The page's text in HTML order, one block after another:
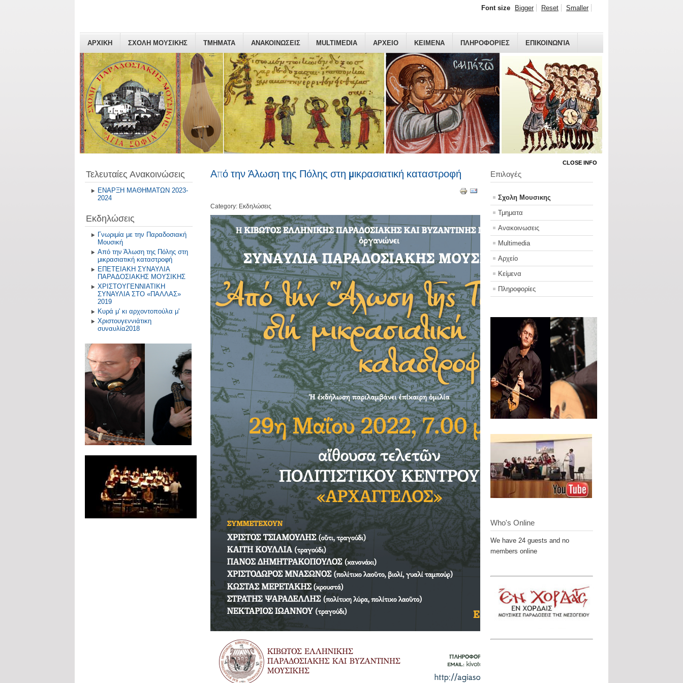
ΑΡΧΙΚΗ ΣΧΟΛΗ ΜΟΥΣΙΚΗΣ ΤΜΗΜΑΤΑ ΑΝΑΚΟΙΝΩΣΕΙΣ MULTIMEDIA ΑΡΧΕΙΟ ΚΕΙΜΕΝΑ ΠΛΗΡΟΦΟΡΙΕΣ ΕΠΙΚΟΙΝΩΝΊΑ
Font size Bigger Reset Smaller
Τελευταίες Ανακοινώσεις
ΕΝΑΡΞΗ ΜΑΘΗΜΑΤΩΝ 2023-
2024
Εκδηλώσεις
Γνωριμία με την Παραδοσιακή
Μουσική
Από την Άλωση της Πόλης στη
μικρασιατική καταστροφή
ΕΠΕΤΕΙΑΚΗ ΣΥΝΑΥΛΙΑ
ΠΑΡΑΔΟΣΙΑΚΗΣ ΜΟΥΣΙΚΗΣ
ΧΡΙΣΤΟΥΓΕΝΝΙΑΤΙΚΗ
ΣΥΝΑΥΛΙΑ ΣΤΟ «ΠΑΛΛΑΣ»
2019
Κυρά μ' κι αρχοντοπούλα μ'
Χριστουγεννιάτικη
συναυλία2018
Από την Άλωση της Πόλης στη μικρασιατική καταστροφή
Category: Εκδηλώσεις
CLOSE INFO
Επιλογές
Σχολη Μουσικης
Τμηματα
Ανακοινωσεις
Multimedia
Αρχείο
Κείμενα
Πληροφορίες
Who's Online
We have 24 guests and no
members online